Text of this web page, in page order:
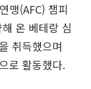
맹(AFC) 챔피
온 베테랑 심
취득했으며
로 활동했다.